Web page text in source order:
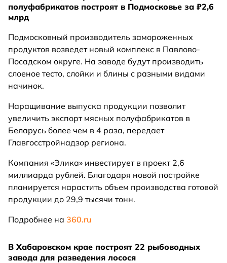
полуфабрикатов построят в Подмосковье за ₽2,6
млрд
Подмосковный производитель замороженных
продуктов возведет новый комплекс в Павлово-
Посадском округе. На заводе будут производить
слоеное тесто, слойки и блины с разными видами
начинок.
Наращивание выпуска продукции позволит
увеличить экспорт мясных полуфабрикатов в
Беларусь более чем в 4 раза, передает
Главгосстройнадзор региона.
Компания «Элика» инвестирует в проект 2,6
миллиарда рублей. Благодаря новой постройке
планируется нарастить объем производства готовой
продукции до 29,9 тысячи тонн.
Подробнее на 360.ru
В Хабаровском крае построят 22 рыбоводных
завода для разведения лосося